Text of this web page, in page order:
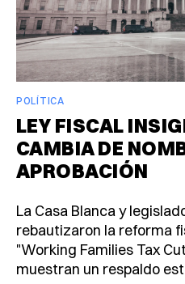
POLÍTICA
LEY FISCAL
CAMBIA DE
APROBACIÓN
La Casa Blanca y
rebautizaron la reforma
"Working Families Tax
muestran un respaldo